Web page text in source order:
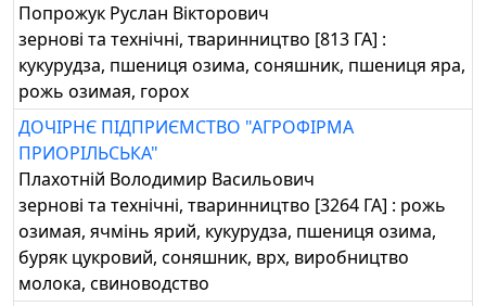
Попрожук Руслан Вікторович
зернові та технічні, тваринництво [813 ГА] :
кукурудза, пшениця озима, соняшник, пшениця яра,
рожь озимая, горох
ДОЧІРНЄ ПІДПРИЄМСТВО "АГРОФІРМА
ПРИОРІЛЬСЬКА"
Плахотній Володимир Васильович
зернові та технічні, тваринництво [3264 ГА] : рожь
озимая, ячмінь ярий, кукурудза, пшениця озима,
буряк цукровий, соняшник, врх, виробництво
молока, свиноводство